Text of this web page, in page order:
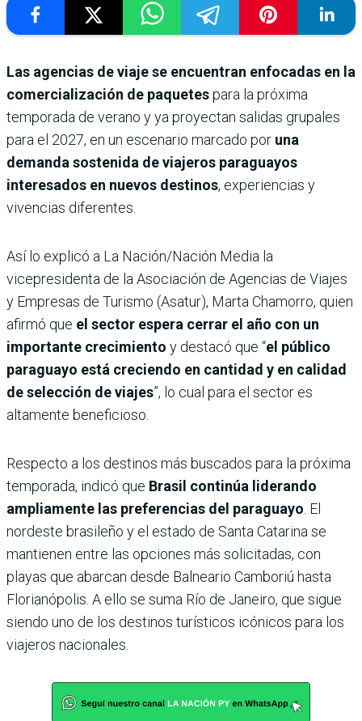
Las agencias de viaje se encuentran enfocadas en la
comercialización de paquetespara la próxima
temporada de verano y ya proyectan salidas grupales
para el 2027, en un escenario marcado por una
demanda sostenida de viajeros paraguayos
interesados en nuevos destinos, experiencias y
vivencias diferentes.
Así lo explicó a La Nación/Nación Media la
vicepresidenta de la Asociación de Agencias de Viajes
y Empresas de Turismo (Asatur), Marta Chamorro, quien
afirmó que el sector espera cerrar el año con un
importante crecimiento y destacó que “el público
paraguayo está creciendo en cantidad y en calidad
de selección de viajes”, lo cual para el sector es
altamente beneficioso.
Respecto a los destinos más buscados para la próxima
temporada, indicó que Brasil continúa liderando
ampliamente las preferencias del paraguayo . El
nordeste brasileño y el estado de Santa Catarina se
mantienen entre las opciones más solicitadas, con
playas que abarcan desde Balneario Camboriú hasta
Florianópolis. A ello se suma Río de Janeiro, que sigue
siendo uno de los destinos turísticos icónicos para los
viajeros nacionales.